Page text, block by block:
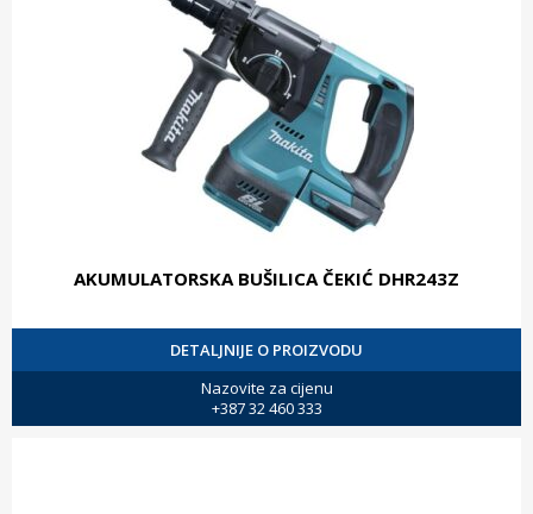
AKUMULATORSKA BUŠILICA ČEKIĆ DHR243Z
DETALJNIJE O PROIZVODU
Nazovite za cijenu
+387 32 460 333